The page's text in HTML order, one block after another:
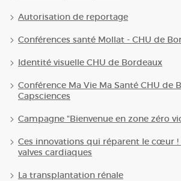
Autorisation de reportage
Conférences santé Mollat - CHU de
Identité visuelle CHU de Bordeaux
Conférence Ma Vie Ma Santé CHU de
Capsciences
Campagne "Bienvenue en zone zéro
Ces innovations qui réparent le cœur !
valves cardiaques
La transplantation rénale